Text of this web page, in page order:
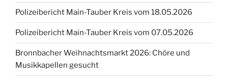
Polizeibericht Main-Tauber Kreis vom 18.05.2026
Polizeibericht Main-Tauber Kreis vom 07.05.2026
Bronnbacher Weihnachtsmarkt 2026: Chöre und
Musikkapellen gesucht